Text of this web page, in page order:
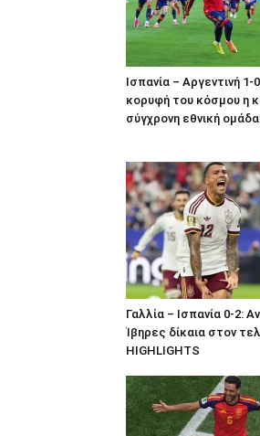
Ισπανία – Αργεντινή 1-
κορυφή του κόσμου η
σύγχρονη εθνική
Γαλλία – Ισπανία 0-2:
Ίβηρες δίκαια στον
HIGHLIGHTS